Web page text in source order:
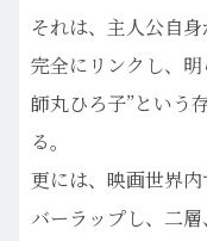
それは、主人公自
完全にリンクし、
師丸ひろ子”という
る。
更には、映画世界
バーラップし、二